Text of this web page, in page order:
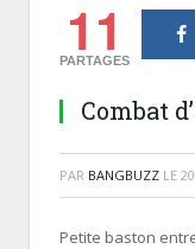
11
PARTAGES
Combat
PAR BANGBUZZ LE
Petite baston